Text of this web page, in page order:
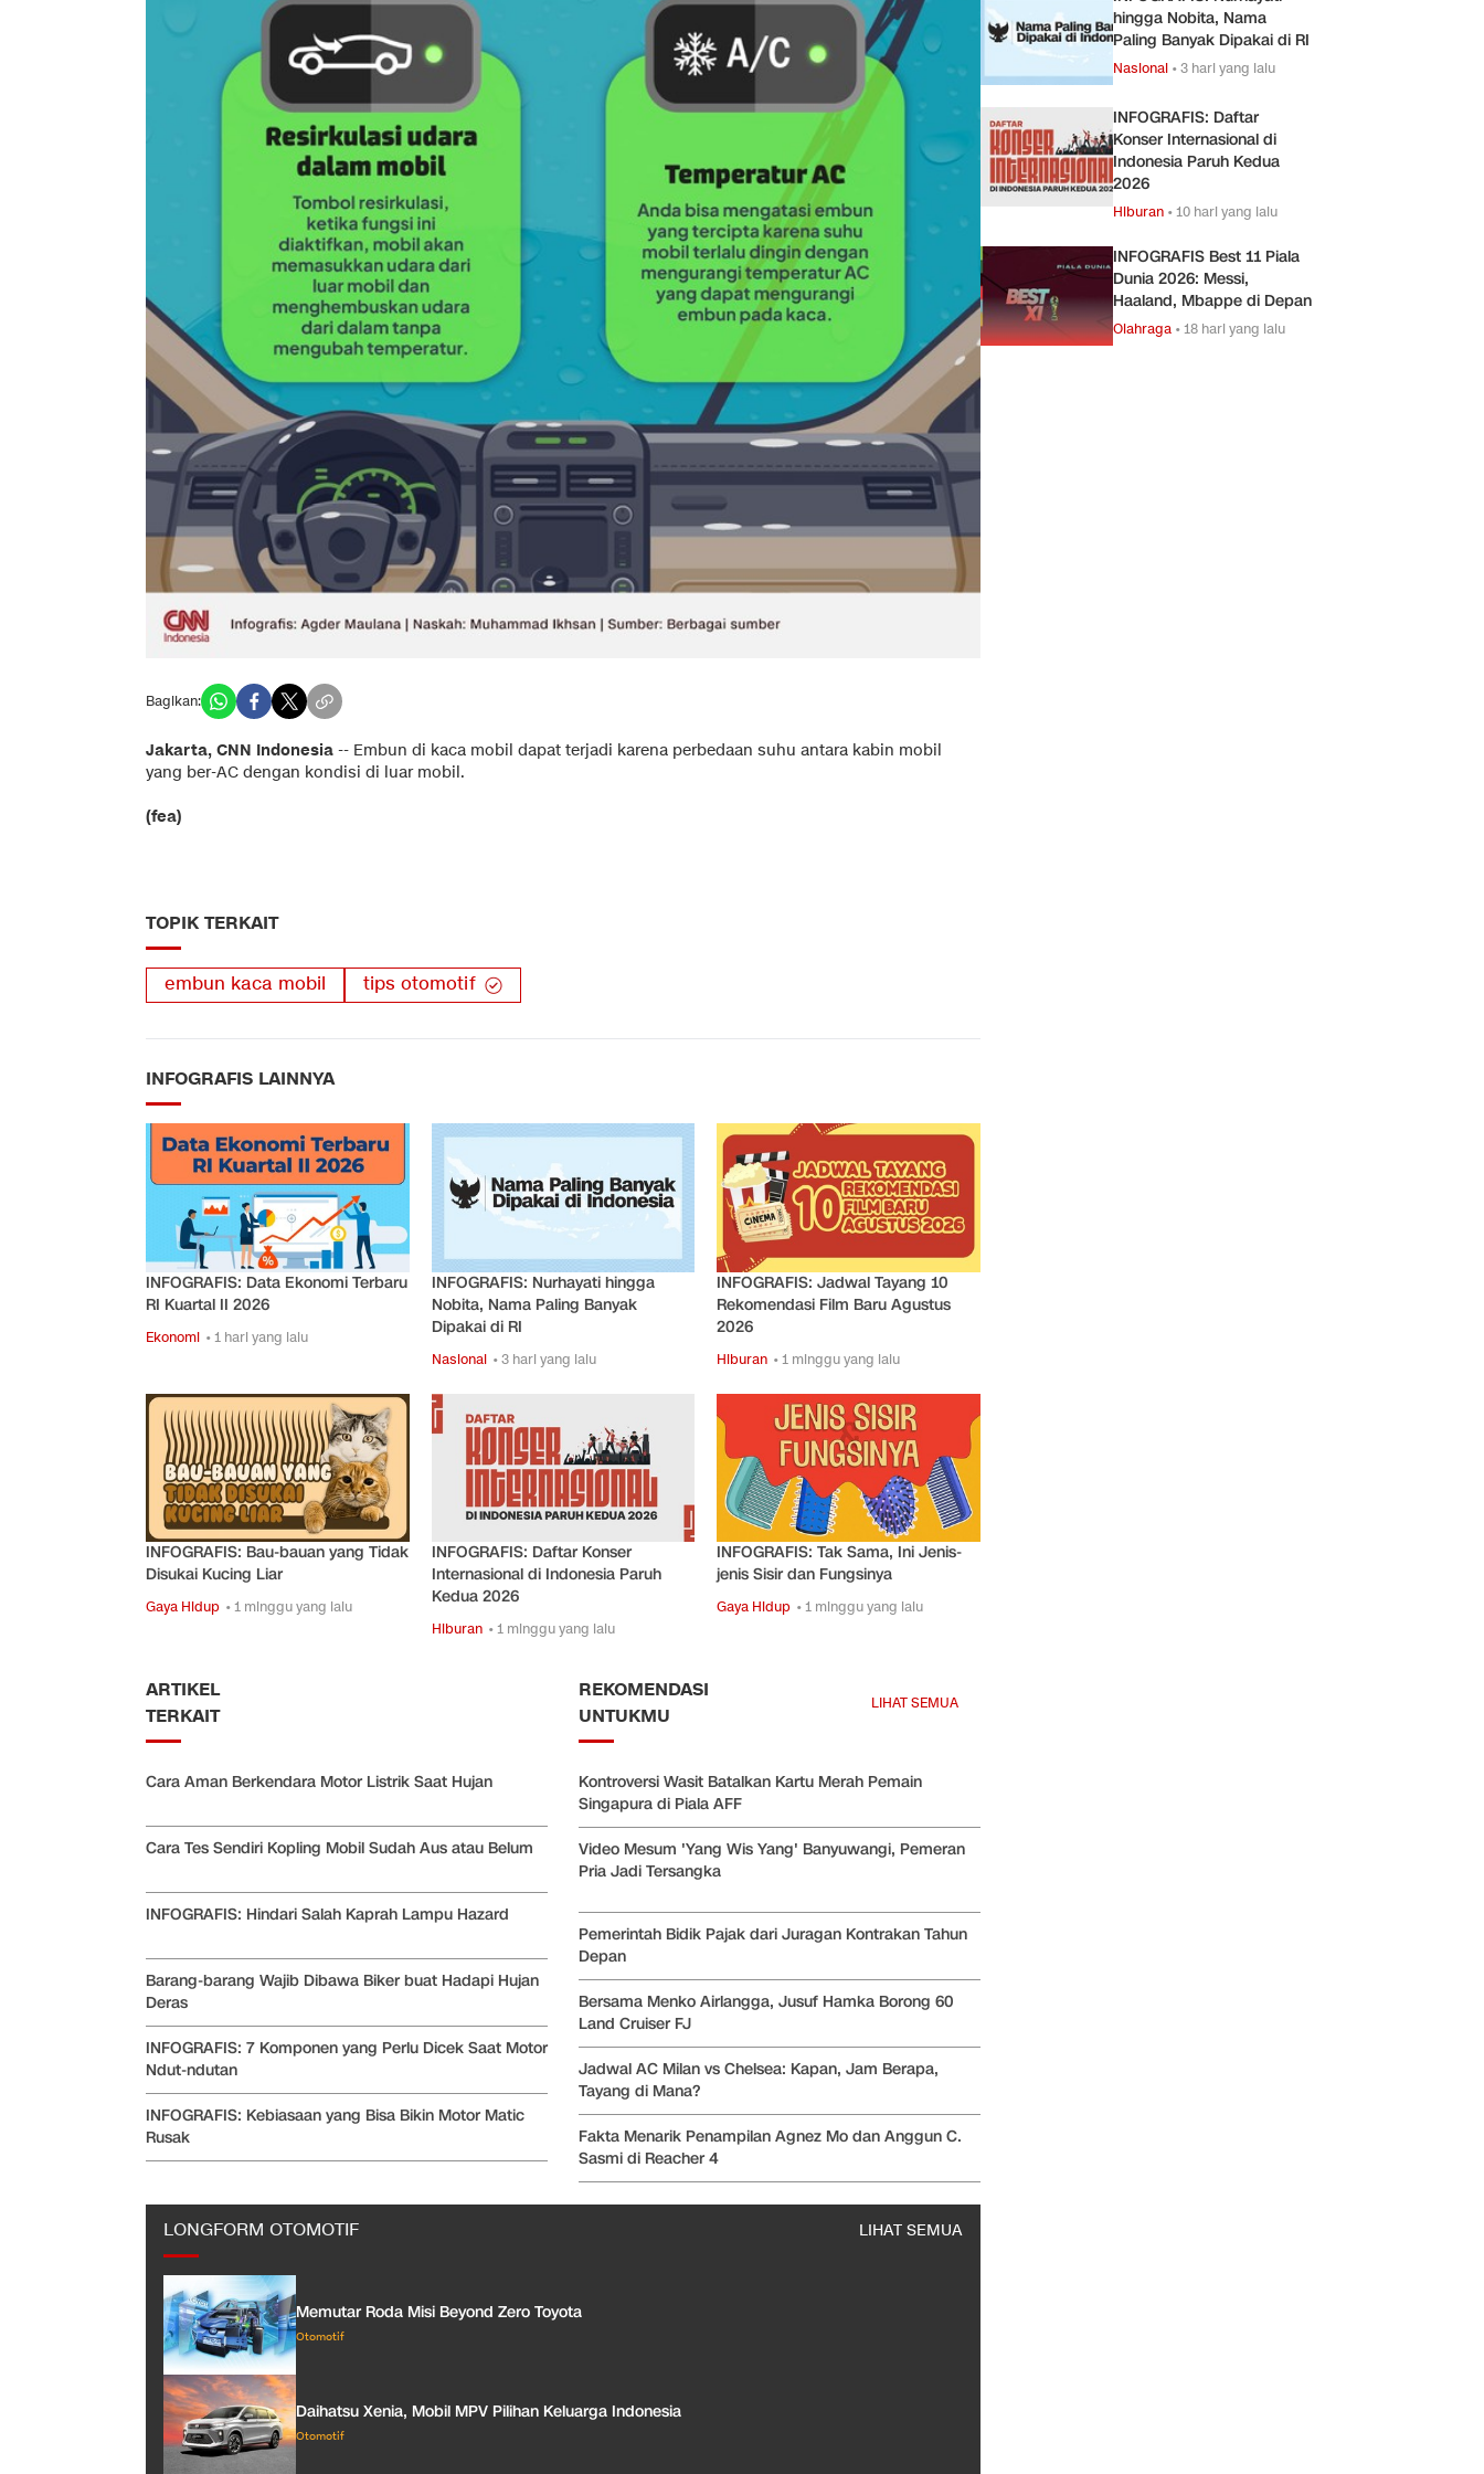
Bagikan:
Jakarta, CNN Indonesia -- Embun di kaca mobil dapat terjadi karena perbedaan suhu antara kabin mobil
yang ber-AC dengan kondisi di luar mobil.
(fea)
TOPIK TERKAIT
embun kaca mobil tips otomotif
INFOGRAFIS LAINNYA
INFOGRAFIS: Data Ekonomi Terbaru
RI Kuartal II 2026
Ekonomi • 1 hari yang lalu
INFOGRAFIS: Nurhayati hingga
Nobita, Nama Paling Banyak
Dipakai di RI
Nasional • 3 hari yang lalu
INFOGRAFIS: Jadwal Tayang 10
Rekomendasi Film Baru Agustus
2026
Hiburan • 1 minggu yang lalu
INFOGRAFIS: Bau-bauan yang Tidak
Disukai Kucing Liar
Gaya Hidup • 1 minggu yang lalu
INFOGRAFIS: Daftar Konser
Internasional di Indonesia Paruh
Kedua 2026
Hiburan • 1 minggu yang lalu
INFOGRAFIS: Tak Sama, Ini Jenis-
jenis Sisir dan Fungsinya
Gaya Hidup • 1 minggu yang lalu
ARTIKEL
TERKAIT
Cara Aman Berkendara Motor Listrik Saat Hujan
Cara Tes Sendiri Kopling Mobil Sudah Aus atau Belum
INFOGRAFIS: Hindari Salah Kaprah Lampu Hazard
Barang-barang Wajib Dibawa Biker buat Hadapi Hujan
Deras
INFOGRAFIS: 7 Komponen yang Perlu Dicek Saat Motor
Ndut-ndutan
INFOGRAFIS: Kebiasaan yang Bisa Bikin Motor Matic
Rusak
REKOMENDASI
UNTUKMU
LIHAT SEMUA
Kontroversi Wasit Batalkan Kartu Merah Pemain
Singapura di Piala AFF
Video Mesum 'Yang Wis Yang' Banyuwangi, Pemeran
Pria Jadi Tersangka
Pemerintah Bidik Pajak dari Juragan Kontrakan Tahun
Depan
Bersama Menko Airlangga, Jusuf Hamka Borong 60
Land Cruiser FJ
Jadwal AC Milan vs Chelsea: Kapan, Jam Berapa,
Tayang di Mana?
Fakta Menarik Penampilan Agnez Mo dan Anggun C.
Sasmi di Reacher 4
LONGFORM OTOMOTIF LIHAT SEMUA
Memutar Roda Misi Beyond Zero Toyota
Otomotif
Daihatsu Xenia, Mobil MPV Pilihan Keluarga Indonesia
Otomotif
hingga Nobita, Nama
Paling Banyak Dipakai di RI
Nasional •3 hari yang lalu
INFOGRAFIS: Daftar
Konser Internasional di
Indonesia Paruh Kedua
2026
Hiburan •10 hari yang lalu
INFOGRAFIS Best 11 Piala
Dunia 2026: Messi,
Haaland, Mbappe di Depan
Olahraga •18 hari yang lalu